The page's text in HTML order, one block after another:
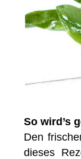
So wird’s
Den
dieses